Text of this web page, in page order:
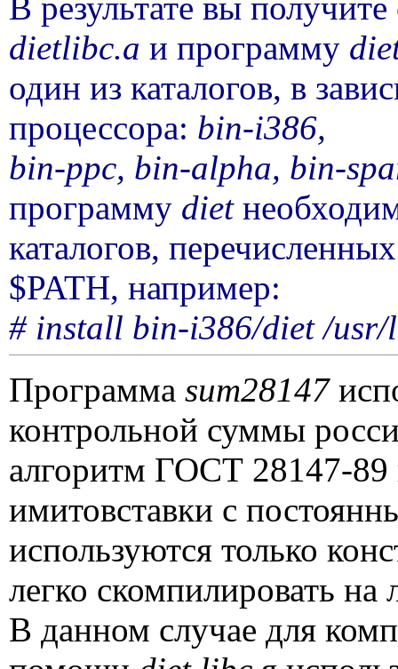
dietlibc.a и программу
один из каталогов, в
процессора: bin-i386,
bin-ppc, bin-alpha, bin-
программу diet
каталогов,
$PATH, например:
# install bin-i386/diet/usr/
Программа sum28147
контрольной суммы
алгоритм ГОСТ 28147-
имитовставки с
используются только
легко скомпилировать
В данном случае для